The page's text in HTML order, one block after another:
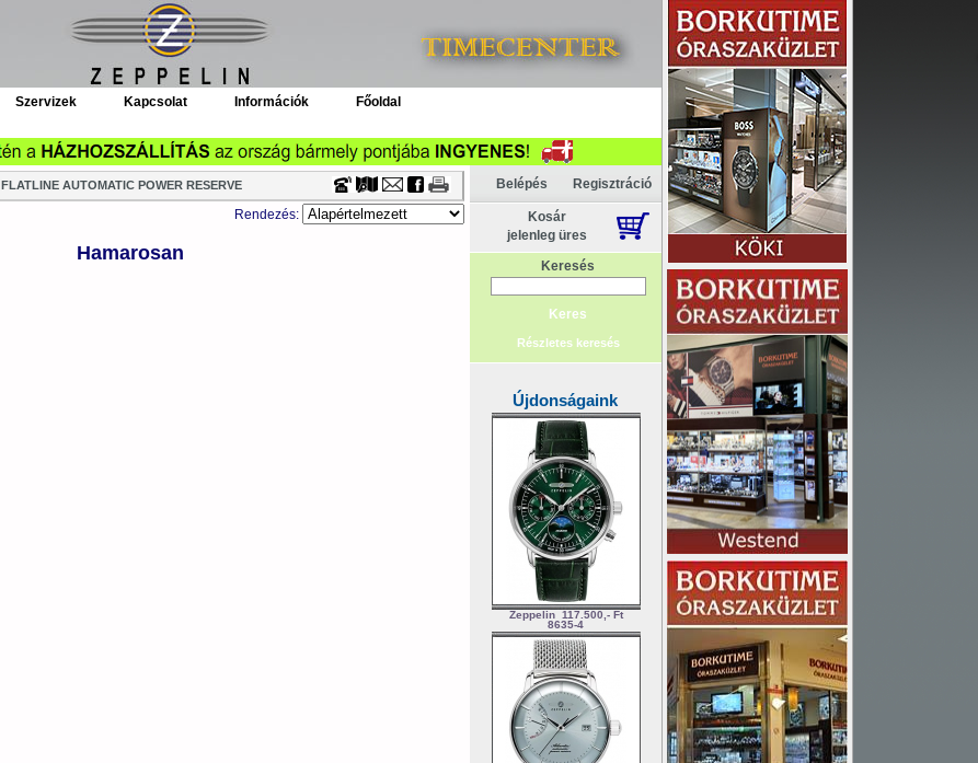
Szervizek Kapcsolat Információk Főoldal
FLATLINE AUTOMATIC POWER RESERVE
Rendezés:
Hamarosan
Belépés Regisztráció
Kosár
jelenleg üres
Keresés
Részletes keresés
Újdonságaink
Zeppelin 117.500,- Ft
8635-4